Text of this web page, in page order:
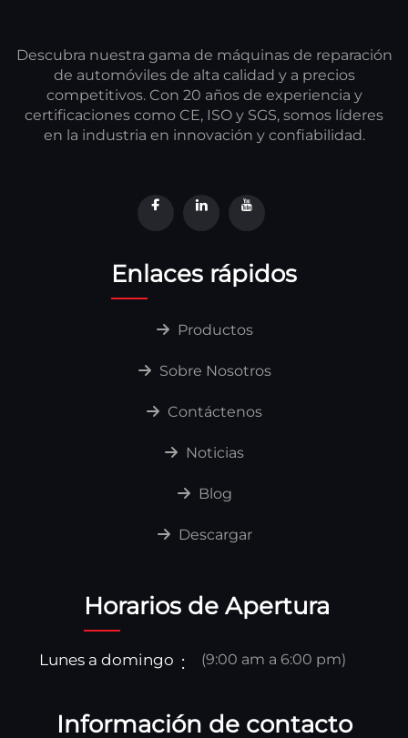
Descubra nuestra gama de máquinas de reparación
de automóviles de alta calidad y a precios
competitivos. Con 20 años de experiencia y
certificaciones como CE, ISO y SGS, somos líderes
en la industria en innovación y confiabilidad.
Enlaces rápidos
Productos
Sobre Nosotros
Contáctenos
Noticias
Blog
Descargar
Horarios de Apertura
Lunes a domingo (9:00 am a 6:00 pm)
Información de contacto